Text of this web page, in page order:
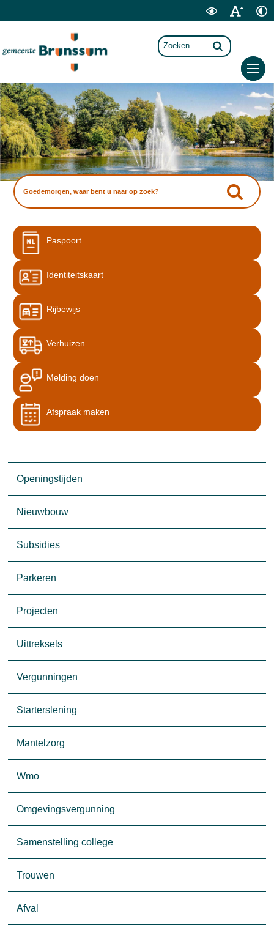
Paspoort
Identiteitskaart
Rijbewijs
Verhuizen
Melding doen
Afspraak maken
Openingstijden
Nieuwbouw
Subsidies
Parkeren
Projecten
Uittreksels
Vergunningen
Starterslening
Mantelzorg
Wmo
Omgevingsvergunning
Samenstelling college
Trouwen
Afval